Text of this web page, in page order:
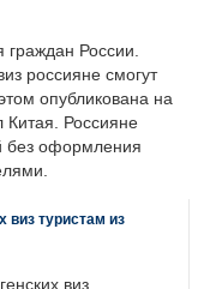
граждан России.
россияне смогут
опубликована на
Китая. Россияне
без оформления
виз туристам из
виз